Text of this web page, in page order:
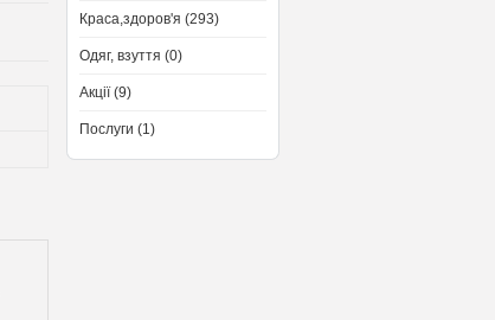
Краса,здоров'я (293)
Одяг, взуття (0)
Акції (9)
Послуги (1)